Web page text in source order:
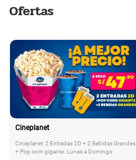
Ofertas
Cineplanet
Cineplanet: 2 Entradas 2D + 2 Bebidas Grandes
+ Pop corn gigante. Lunes a Domingo